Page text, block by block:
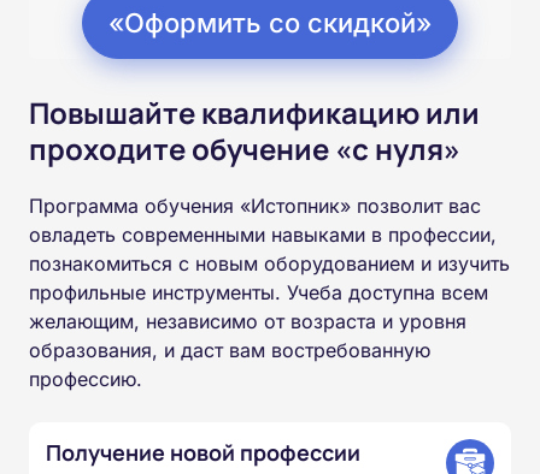
«Оформить со скидкой»
Повышайте квалификацию или
проходите обучение «с нуля»
Программа обучения «Истопник» позволит вас
овладеть современными навыками в профессии,
познакомиться с новым оборудованием и изучить
профильные инструменты. Учеба доступна всем
желающим, независимо от возраста и уровня
образования, и даст вам востребованную
профессию.
Получение новой профессии